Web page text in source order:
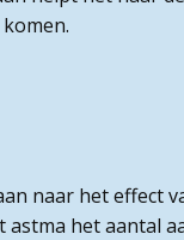
naar het effect
het aantal